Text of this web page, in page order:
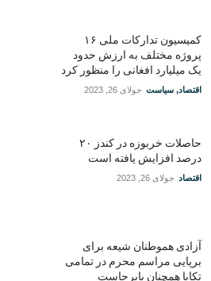
کمیسیون تدارکات ملی ۱۶
پروژه مختلف به ارزش حدود
یک میلیارد افغانی را منظور کرد
اقتصاد, سیاست جولای 26, 2023
حاصلات خربوزه در کندز ۲۰
درصد افزایش یافته است
اقتصاد جولای 26, 2023
آزادی هموطنان شیعه برای
برپایی مراسم محرم در تمامی
تکایا همچنان پابرجاست